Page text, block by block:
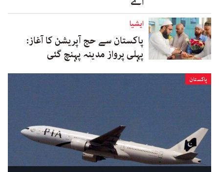
ایشیا
پاکستان سے حج آپریشن کا آغاز:
پہلی پرواز مدینہ پہنچ گئی
پاکستان